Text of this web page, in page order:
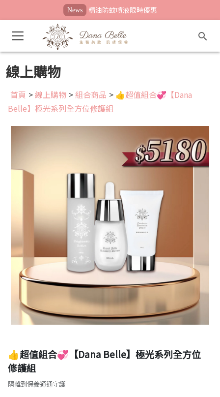
News 精油防蚊噴液限時優惠
線上購物
首頁 >線上購物 >組合商品 > 👍超值組合💞【Dana
Belle】極光系列全方位修護組
👍超值組合💞【Dana Belle】極光系列全方位
修護組
隔離到保養通通守護